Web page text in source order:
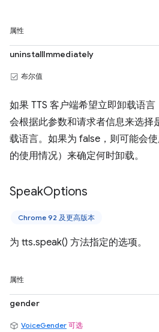
属性
uninstallImmediately
布尔值
如果 TTS 客户端希望立即卸载语
会根据此参数和请求者信息来选择
载语言。如果为 false，则可能会
的使用情况）来确定何时卸载。
SpeakOptions
Chrome 92 及更高版本
为 tts.speak() 方法指定的选项。
属性
gender
VoiceGender 可选